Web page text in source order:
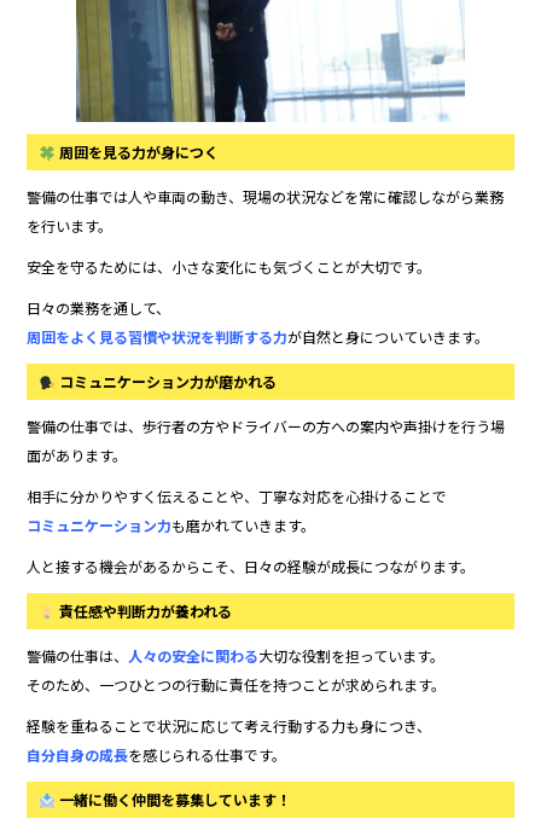
周囲を見る力が身につく
警備の仕事では人や車両の動き、現場の状況などを常に確認しながら業務
を行います。
安全を守るためには、小さな変化にも気づくことが大切です。
日々の業務を通して、
周囲をよく見る習慣や状況を判断する力が自然と身についていきます。
コミュニケーション力が磨かれる
警備の仕事では、歩行者の方やドライバーの方への案内や声掛けを行う場
面があります。
相手に分かりやすく伝えることや、丁寧な対応を心掛けることで
コミュニケーション力も磨かれていきます。
人と接する機会があるからこそ、日々の経験が成長につながります。
責任感や判断力が養われる
警備の仕事は、 人々の安全に関わる大切な役割を担っています。
そのため、一つひとつの行動に責任を持つことが求められます。
経験を重ねることで状況に応じて考え行動する力も身につき、
自分自身の成長を感じられる仕事です。
一緒に働く仲間を募集しています！